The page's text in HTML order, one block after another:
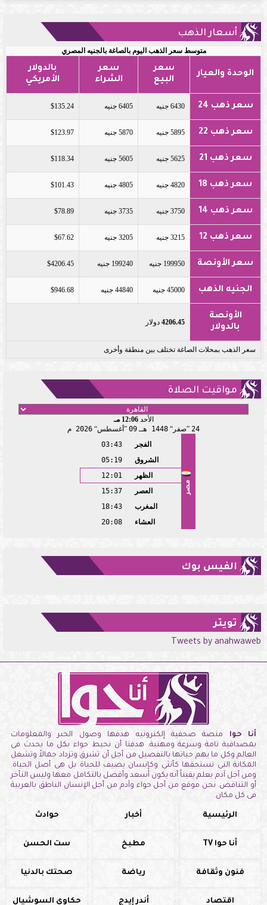
أسعار الذهب
متوسط سعر الذهب اليوم بالصاغة بالجنيه المصري
الوحدة والعيار
سعر
البيع
سعر
الشراء
بالدولار
الأمريكي
سعر ذهب 24 6430 جنيه 6405 جنيه $135.24
سعر ذهب 22 5895 جنيه 5870 جنيه $123.97
سعر ذهب 21 5625 جنيه 5605 جنيه $118.34
سعر ذهب 18 4820 جنيه 4805 جنيه $101.43
سعر ذهب 14 3750 جنيه 3735 جنيه $78.89
سعر ذهب 12 3215 جنيه 3205 جنيه $67.62
سعر الأونصة 199950 جنيه 199240 جنيه $4206.45
الجنيه الذهب 45000 جنيه 44840 جنيه $946.68
الأونصة
بالدولار
4206.45 دولار
سعر الذهب بمحلات الصاغة تختلف بين منطقة وأخرى
مواقيت الصلاة
الأحد12:06 مـ
24 صفر 1448 هـ 09 أغسطس 2026 م
مصر
الفجر
03:43
الشروق
05:19
الظهر
12:01
العصر
15:37
المغرب
18:43
العشاء
20:08
الفيس بوك
تويتر
Tweets by anahwaweb
أنا حوا منصة صحفية إلكترونيه هدفها وصول الخبر والمعلومات
بمصداقية تامة وسرعة ومهنية. هدفنا أن نحيط حواء بكل ما يحدث فى
العالم وكل ما يهم حياتها بالتفصيل من أجل أن تشرق وتزداد جمالاً وتشغل
المكانة التى تستحقها كأنثى وكإنسان يضيف للحياة بل هى أصل الحياة.
ومن أجل آدم يعلم يقيناً أنه يكون أسعد وأفضل بالتكامل معها وليس التأخر
أو التناقض. نحن موقع من أجل حواء وآدم من أجل الإنسان الناطق بالعربية
فى كل مكان.
الرئيسية أخبار حوادث
أنا حوا TV مطبخ ست الحسن
فنون وثقافة رياضة صحتك بالدنيا
اقتصاد أندر إيدج حكاوي السوشيال